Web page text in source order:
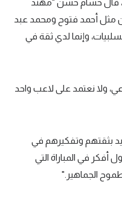
مثل أحمد فتوح ومحمد عبد
وإنما لدي ثقة في
ولا نعتمد على لاعب واحد
بثقتهم وتفكيرهم في
أفكر في المباراة التي
الجماهير."